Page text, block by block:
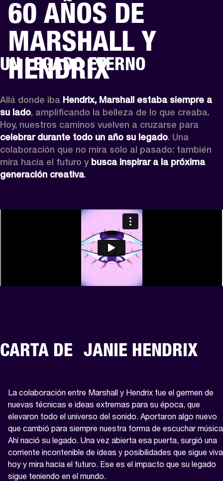
SOLUCIONES EMPRESARIALES
ALTAVOCES AURICULARESBATERÍASROPA
60 AÑOS DE
MARSHALL Y
HENDRIX
UN LEGADO ETERNO
Allá donde iba Hendrix, Marshall estaba siempre a
su lado, amplificando la belleza de lo que creaba.
celebrar durante todo un año su legado. Una
colaboración que no mira solo al pasado: también
mira hacia el futuro y busca inspirar a la próxima
generación creativa.
CARTA DE JANIE HENDRIX
La colaboración entre Marshall y Hendrix fue el germen de
nuevas técnicas e ideas extremas para su época, que
elevaron todo el universo del sonido. Aportaron algo nuevo
que cambió para siempre nuestra forma de escuchar
Ahí nació su legado. Una vez abierta esa puerta, surgió una
corriente incontenible de ideas y posibilidades que sigue viva
hoy y mira hacia el futuro. Ese es el impacto que su legado
sigue teniendo en el mundo.